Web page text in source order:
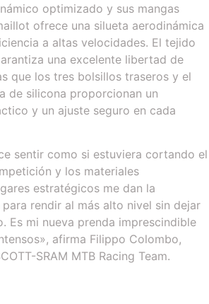
optimizado y sus mangas
ofrece una silueta aerodinámica
a altas velocidades. El tejido
una excelente libertad de
que los tres bolsillos traseros y el
de silicona proporcionan un
y un ajuste seguro en cada
sentir como si estuviera cortando el
y los materiales
estratégicos me dan la
rendir al más alto nivel sin dejar
Es mi nueva prenda imprescindible
afirma Filippo Colombo,
SRAM MTB Racing Team.